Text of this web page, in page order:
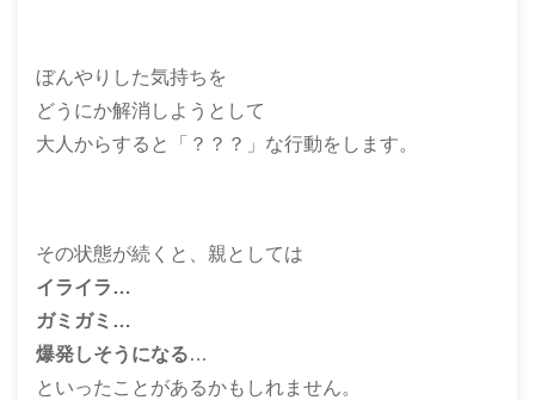
ぼんやりした気持ちを
どうにか解消しようとして
大人からすると「？？？」な行動をします。
その状態が続くと、親としては
イライラ…
ガミガミ…
爆発しそうになる…
といったことがあるかもしれません。